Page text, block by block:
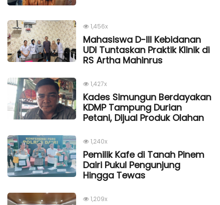
1,456x
Mahasiswa D-III Kebidanan
UDI Tuntaskan Praktik Klinik di
RS Artha Mahinrus
1,427x
Kades Simungun Berdayakan
KDMP Tampung Durian
Petani, Dijual Produk Olahan
1,240x
Pemilik Kafe di Tanah Pinem
Dairi Pukul Pengunjung
Hingga Tewas
1,209x